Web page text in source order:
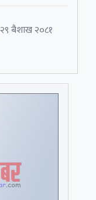
२९ बैशाख २०८१